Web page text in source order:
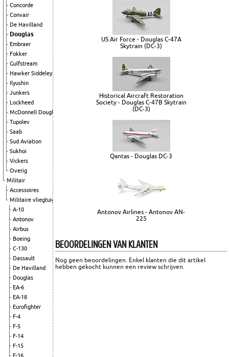
Concorde
Convair
De Havilland
Douglas
Embraer
Fokker
Gulfstream
Hawker Siddeley
Ilyushin
Junkers
Lockheed
McDonnell Douglas
Tupolev
Saab
Sud Aviation
Sukhoi
Vickers
Overig
Militair
Accessoires
Militaire vliegtuigen
A-10
Antonov
Airbus
Boeing
C-130
Dassault
De Havilland
Douglas
EA-6
EA-18
Eurofighter
F-4
F-5
F-14
F-15
F-16
US Air Force - Douglas C-47A
Skytrain (DC-3)
Historical Aircraft Restoration
Society - Douglas C-47B Skytrain
(DC-3)
Qantas - Douglas DC-3
Antonov Airlines - Antonov AN-
225
BEOORDELINGEN VAN KLANTEN
Nog geen beoordelingen. Enkel klanten die dit artikel
hebben gekocht kunnen een review schrijven.